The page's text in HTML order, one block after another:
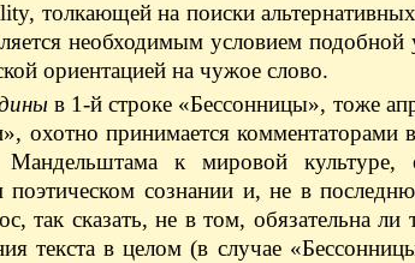
толкающей на поиски
необходимым условием
ориентацией на чужое слово.
в 1-й строке «Бессонницы», тоже
охотно принимается комментаторами
к мировой культуре,
поэтическом сознании и, не в
так сказать, не в том, обязательна
текста в целом (в случае